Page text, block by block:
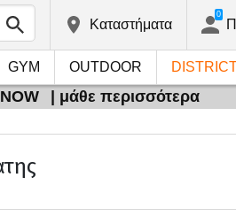
Kαταστήματα
0
GYM OUTDOOR
| μάθε περισσότερα